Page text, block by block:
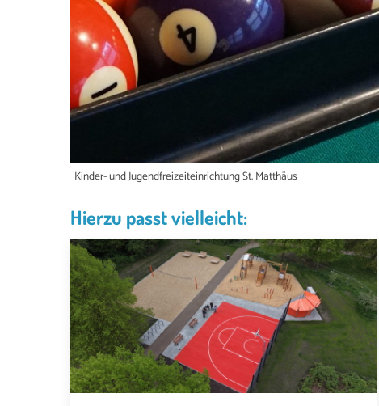
Kinder- und Jugendfreizeiteinrichtung St. Matthäus
Hierzu passt vielleicht: